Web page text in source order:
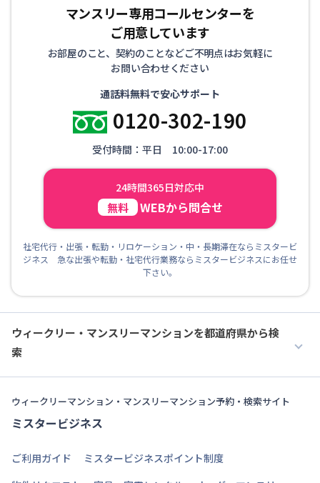
マンスリー専用コールセンターを
ご用意しています
お部屋のこと、契約のことなどご不明点はお気軽に
お問い合わせください
通話料無料で安心サポート
0120-302-190
受付時間：平日 10:00-17:00
24時間365日対応中
無料 WEBから問合せ
社宅代行・出張・転勤・リロケーション・中・長期滞在ならミスタービ
ジネス 急な出張や転勤・社宅代行業務ならミスタービジネスにお任せ
下さい。
ウィークリー・マンスリーマンションを都道府県から検
索
ウィークリーマンション・マンスリーマンション予約・検索サイト
ミスタービジネス
ご利用ガイド
ミスタービジネスポイント制度